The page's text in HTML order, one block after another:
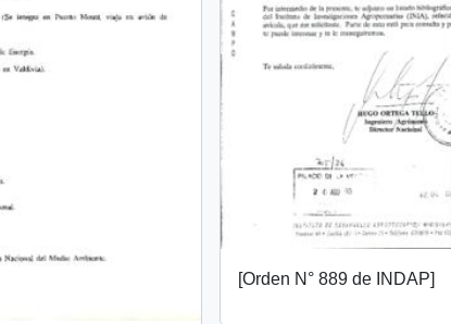
[Orden N° 889 de INDAP]